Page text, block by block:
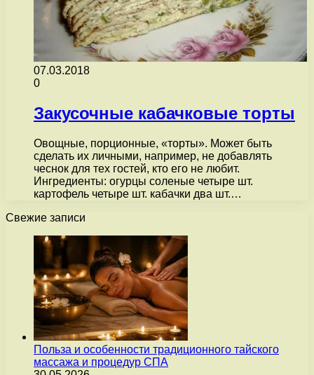
07.03.2018
0
Закусочные кабачковые торты
Овощные, порционные, «торты». Может быть
сделать их личными, например, не добавлять
чеснок для тех гостей, кто его не любит.
Ингредиенты: огурцы соленые четыре шт.
картофель четыре шт. кабачки два шт.…
Свежие записи
Польза и особенности традиционного тайского
массажа и процедур СПА